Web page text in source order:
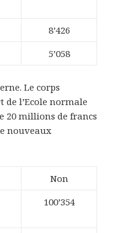
8’426
5’058
Le corps
l’Ecole normale
20 millions de francs
nouveaux
Non
100’354